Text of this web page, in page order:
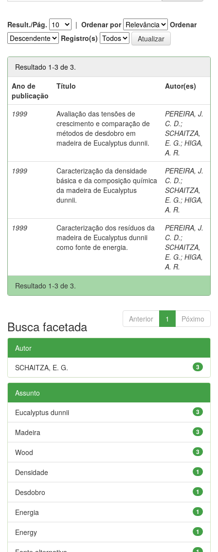
Result./Pág. | Ordenar por
Ordenar
Registro(s)
Resultado 1-3 de 3.
Ano de
publicação
Título Autor(es)
1999
Avaliação das tensões de
crescimento e comparação de
métodos de desdobro em
madeira de Eucalyptus dunnii.
PEREIRA, J.
C. D.;
SCHAITZA,
E. G.; HIGA,
A. R.
1999
Caracterização da densidade
básica e da composição química
da madeira de Eucalyptus
dunnii.
PEREIRA, J.
C. D.;
SCHAITZA,
E. G.; HIGA,
A. R.
1999
Caracterização dos resíduos da
madeira de Eucalyptus dunnii
como fonte de energia.
PEREIRA, J.
C. D.;
SCHAITZA,
E. G.; HIGA,
A. R.
Resultado 1-3 de 3.
Anterior 1 Póximo
Busca facetada
Autor
3
SCHAITZA, E. G.
Assunto
3
Eucalyptus dunnii
3
Madeira
3
Wood
1
Densidade
1
Desdobro
1
Energia
1
Energy